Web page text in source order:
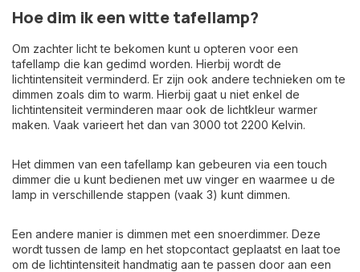
Hoe dim ik een witte tafellamp?
Om zachter licht te bekomen kunt u opteren voor een
tafellamp die kan gedimd worden. Hierbij wordt de
lichtintensiteit verminderd. Er zijn ook andere technieken om te
dimmen zoals dim to warm. Hierbij gaat u niet enkel de
lichtintensiteit verminderen maar ook de lichtkleur warmer
maken. Vaak varieert het dan van 3000 tot 2200 Kelvin.
Het dimmen van een tafellamp kan gebeuren via een touch
dimmer die u kunt bedienen met uw vinger en waarmee u de
lamp in verschillende stappen (vaak 3) kunt dimmen.
Een andere manier is dimmen met een snoerdimmer. Deze
wordt tussen de lamp en het stopcontact geplaatst en laat toe
om de lichtintensiteit handmatig aan te passen door aan een